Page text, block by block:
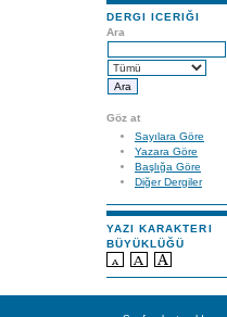
DERGI ICERIĞI
Ara
Göz at
Sayılara Göre
Yazara Göre
Başlığa Göre
Diğer Dergiler
YAZI KARAKTERI
BÜYÜKLÜĞÜ